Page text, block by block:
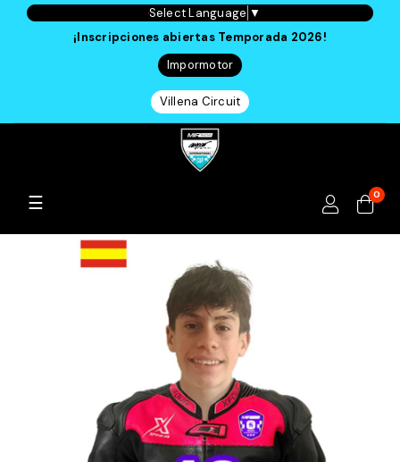
Select Language ▼
¡Inscripciones abiertas Temporada 2026!
Impormotor
Villena Circuit
Navegación
palanca
☰ 0